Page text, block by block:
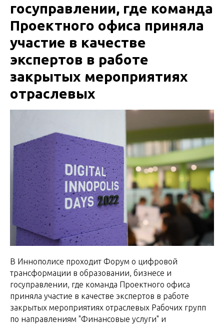
госуправлении, где команда
Проектного офиса приняла
участие в качестве
экспертов в работе
закрытых мероприятиях
отраслевых
В Иннополисе проходит Форум о цифровой
трансформации в образовании, бизнесе и
госуправлении, где команда Проектного офиса
приняла участие в качестве экспертов в работе
закрытых мероприятиях отраслевых Рабочих групп
по направлениям "Финансовые услуги" и